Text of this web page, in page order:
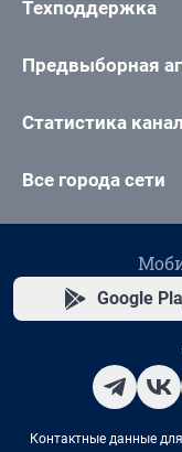
Техподдержка
Предвыборная
Статистика
Все города сети
Google
Контактные данные